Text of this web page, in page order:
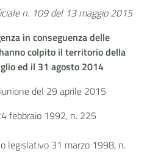
n. 109 del 13 maggio 2015
in conseguenza delle
colpito il territorio della
ed il 31 agosto 2014
del 29 aprile 2015
febbraio 1992, n. 225
legislativo 31 marzo 1998, n.